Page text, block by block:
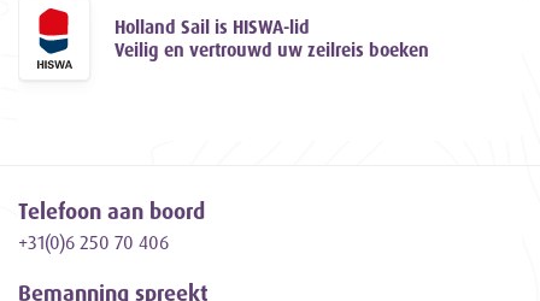
Tijdens de laatste grote refit in 2022 hebben we het aantal
stoffering, biedt een heerlijke en gezellige zitgelegenheid voor
14 personen, waar men tijdens het zeilen veilig en comfortabel
kan vertoeven. Twee permanente tafels maken deze
Holland Sail is HISWA-lid
Veilig en vertrouwd uw zeilreis boeken
Telefoon aan boord
+31(0)6 250 70 406
Bemanning spreekt